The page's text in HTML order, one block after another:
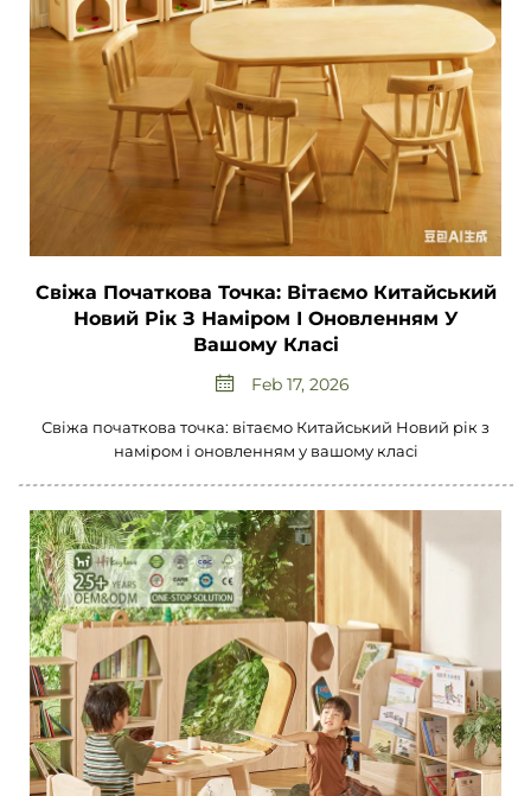
Свіжа Початкова Точка: Вітаємо Китайський
Новий Рік З Наміром І Оновленням У
Вашому Класі
Feb 17, 2026
Свіжа початкова точка: вітаємо Китайський Новий рік з
наміром і оновленням у вашому класі